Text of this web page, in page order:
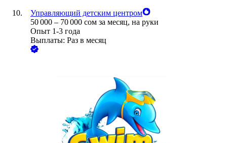
Управляющий детским центром
50 000 – 70 000 сом за месяц, на руки
Опыт 1-3 года
Выплаты: Раз в месяц